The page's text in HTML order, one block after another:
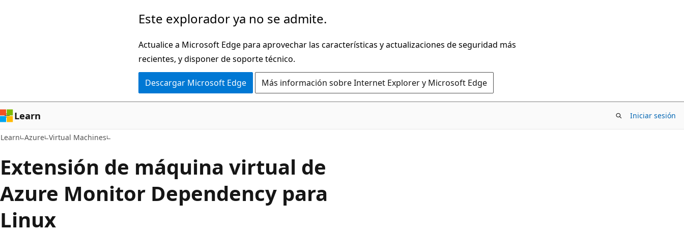
Este explorador ya no se admite.
Actualice a Microsoft Edge para aprovechar las características y actualizaciones de seguridad más
recientes, y disponer de soporte técnico.
Descargar Microsoft Edge Más información sobre Internet Explorer y Microsoft Edge
Learn Iniciar sesión
Learn Azure Virtual Machines
Extensión de máquina virtual de
Azure Monitor Dependency para
Linux